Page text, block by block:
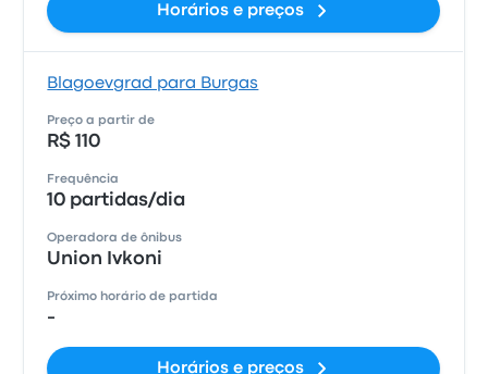
Horários e preços
Blagoevgrad para Burgas
Preço a partir de
R$ 110
Frequência
10 partidas/dia
Operadora de ônibus
Union Ivkoni
Próximo horário de partida
-
Horários e preços